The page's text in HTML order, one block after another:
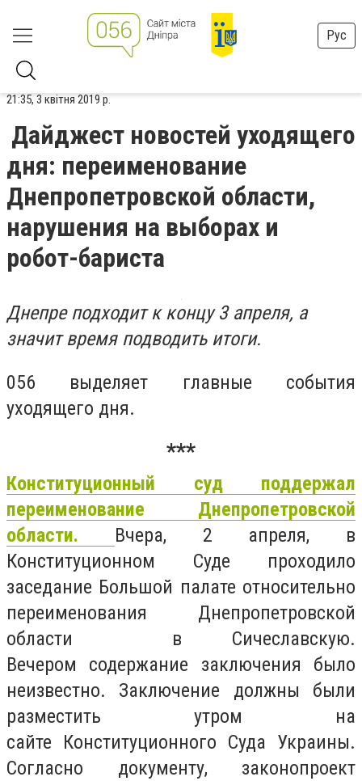
Рус
21:35, 3 квітня 2019 р.
Дайджест новостей уходящего
дня: переименование
Днепропетровской области,
нарушения на выборах и
робот-бариста
Днепре подходит к концу 3 апреля, а
значит время подводить итоги.
056 выделяет главные события
уходящего дня.
***
Конституционный суд поддержал
переименование Днепропетровской
области. Вчера, 2 апреля, в
Конституционном Суде проходило
заседание Большой палате относительно
переименования Днепропетровской
области в Сичеславскую.
Вечером содержание заключения было
неизвестно. Заключение должны были
разместить утром на
сайте Конституционного Суда Украины.
Согласно документу, законопроект